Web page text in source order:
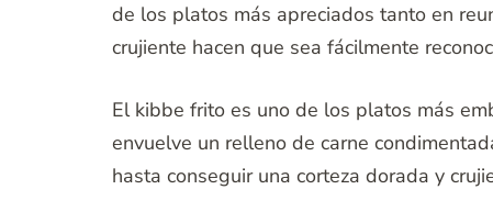
de los platos más apreciados tanto en
crujiente hacen que sea fácilmente
El kibbe frito es uno de los platos más
envuelve un relleno de carne
hasta conseguir una corteza dorada y